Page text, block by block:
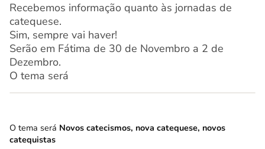
Recebemos informação quanto às jornadas de
catequese.
Sim, sempre vai haver!
Serão em Fátima de 30 de Novembro a 2 de
Dezembro.
O tema será
O tema será Novos catecismos, nova catequese, novos
catequistas